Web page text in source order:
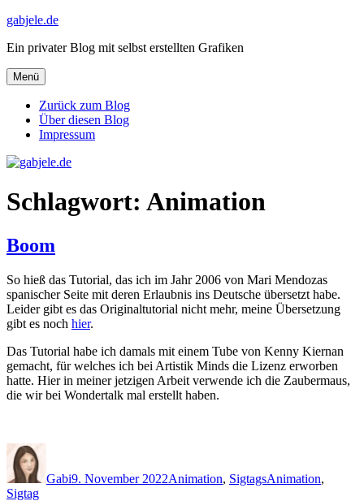
Zum
springen
gabjele.de
Ein privater Blog mit selbst erstellten Grafiken
Menü
Zurück zum Blog
Über diesen Blog
Impressum
Schlagwort: Animation
Boom
So hieß das Tutorial, das ich im Jahr 2006 von Mari Mendozas
spanischer Seite mit deren Erlaubnis ins Deutsche übersetzt habe.
Leider gibt es das Originaltutorial nicht mehr, meine Übersetzung
gibt es noch hier.
Das Tutorial habe ich damals mit einem Tube von Kenny Kiernan
gemacht, für welches ich bei Artistik Minds die Lizenz erworben
hatte. Hier in meiner jetzigen Arbeit verwende ich die Zaubermaus,
die wir bei Wondertalk mal erstellt haben.
Gabi9. November 2022Animation, SigtagsAnimation,
Sigtag